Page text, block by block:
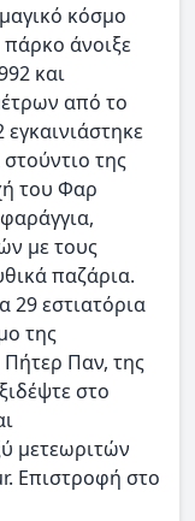
κόσμο
άνοιξε
και
από το
της
του Φαρ
με τους
παζάρια.
29 εστιατόρια
της
Πήτερ Παν, της
στο
μετεωριτών
Επιστροφή στο